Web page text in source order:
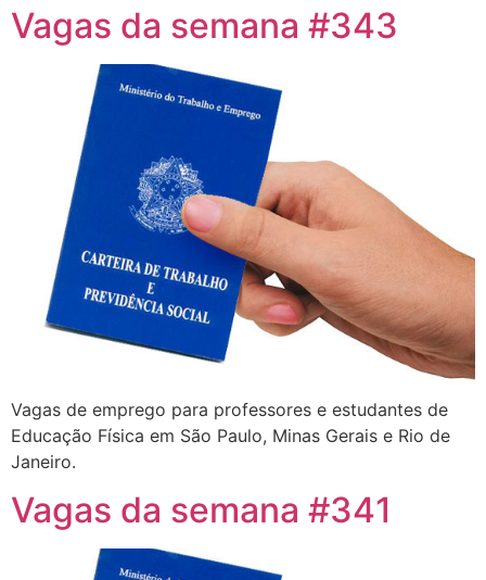
Vagas da semana #343
Vagas de emprego para professores e estudantes de
Educação Física em São Paulo, Minas Gerais e Rio de
Janeiro.
Vagas da semana #341